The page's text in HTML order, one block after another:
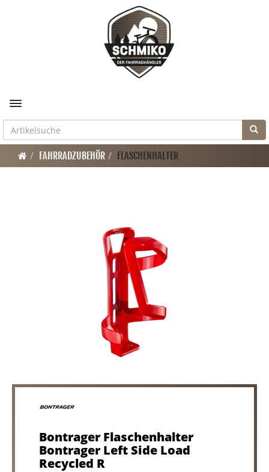
Toggle navigation
FAHRRADZUBEHÖR FLASCHENHALTER
Bontrager Flaschenhalter
Bontrager Left Side Load
Recycled R